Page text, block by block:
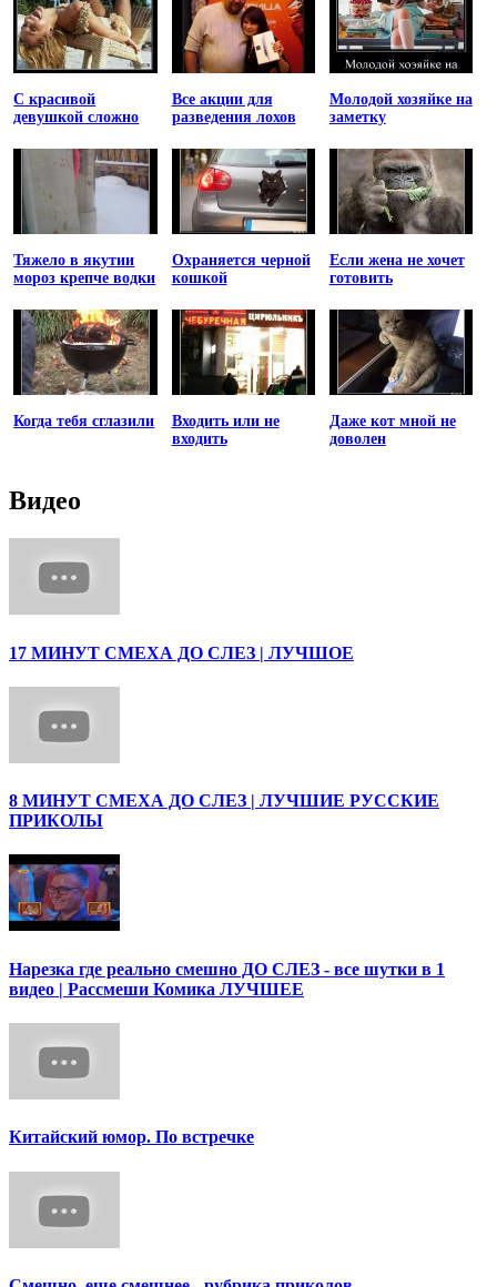
С красивой
девушкой сложно
Все акции для
разведения лохов
Молодой хозяйке на
заметку
Тяжело в якутии
мороз крепче водки
Охраняется черной
кошкой
Если жена не хочет
готовить
Когда тебя сглазили
Входить или не
входить
Даже кот мной не
доволен
Видео
17 МИНУТ СМЕХА ДО СЛЕЗ | ЛУЧШОЕ
8 МИНУТ СМЕХА ДО СЛЕЗ | ЛУЧШИЕ РУССКИЕ
ПРИКОЛЫ
Нарезка где реально смешно ДО СЛЕЗ - все шутки в 1
видео | Рассмеши Комика ЛУЧШЕЕ
Китайский юмор. По встречке